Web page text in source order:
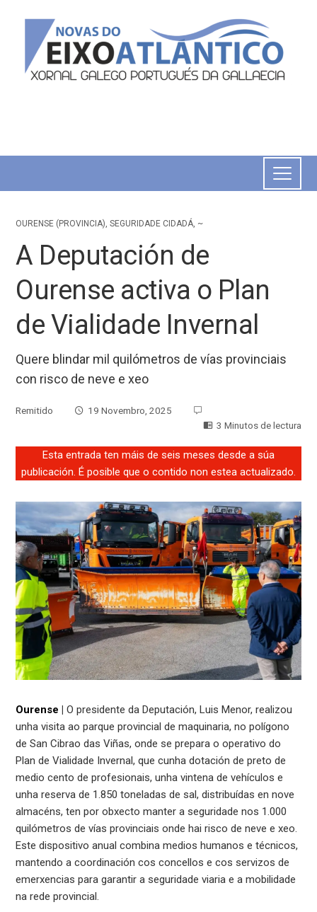
OURENSE (PROVINCIA),SEGURIDADE CIDADÁ, ~
A Deputación de
Ourense activa o Plan
de Vialidade Invernal
Quere blindar mil quilómetros de vías provinciais
con risco de neve e xeo
Remitido
19 Novembro, 2025
3 Minutos de lectura
Esta entrada ten máis de seis meses desde a súa
publicación. É posible que o contido non estea actualizado.
Ourense | O presidente da Deputación, Luis Menor, realizou
unha visita ao parque provincial de maquinaria, no polígono
de San Cibrao das Viñas, onde se prepara o operativo do
Plan de Vialidade Invernal, que cunha dotación de preto de
medio cento de profesionais, unha vintena de vehículos e
unha reserva de 1.850 toneladas de sal, distribuídas en nove
almacéns, ten por obxecto manter a seguridade nos 1.000
quilómetros de vías provinciais onde hai risco de neve e xeo.
Este dispositivo anual combina medios humanos e técnicos,
mantendo a coordinación cos concellos e cos servizos de
emerxencias para garantir a seguridade viaria e a mobilidade
na rede provincial.